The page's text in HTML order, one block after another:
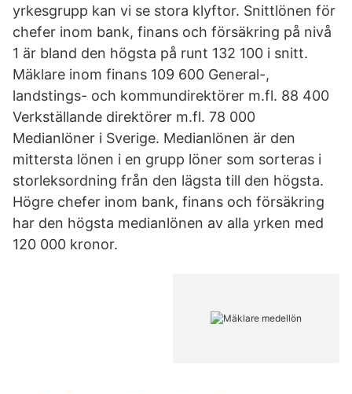
yrkesgrupp kan vi se stora klyftor. Snittlönen för
chefer inom bank, finans och försäkring på nivå
1 är bland den högsta på runt 132 100 i snitt.
Mäklare inom finans 109 600 General-,
landstings- och kommundirektörer m.fl. 88 400
Verkställande direktörer m.fl. 78 000
Medianlöner i Sverige. Medianlönen är den
mittersta lönen i en grupp löner som sorteras i
storleksordning från den lägsta till den högsta.
Högre chefer inom bank, finans och försäkring
har den högsta medianlönen av alla yrken med
120 000 kronor.